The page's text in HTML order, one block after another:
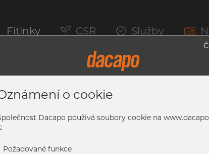
Fitinky CSR Služby
Průmysl, Food & Dai, 1.4404,
o cookie
Dacapo používá soubory cookie na
Požadované funkce